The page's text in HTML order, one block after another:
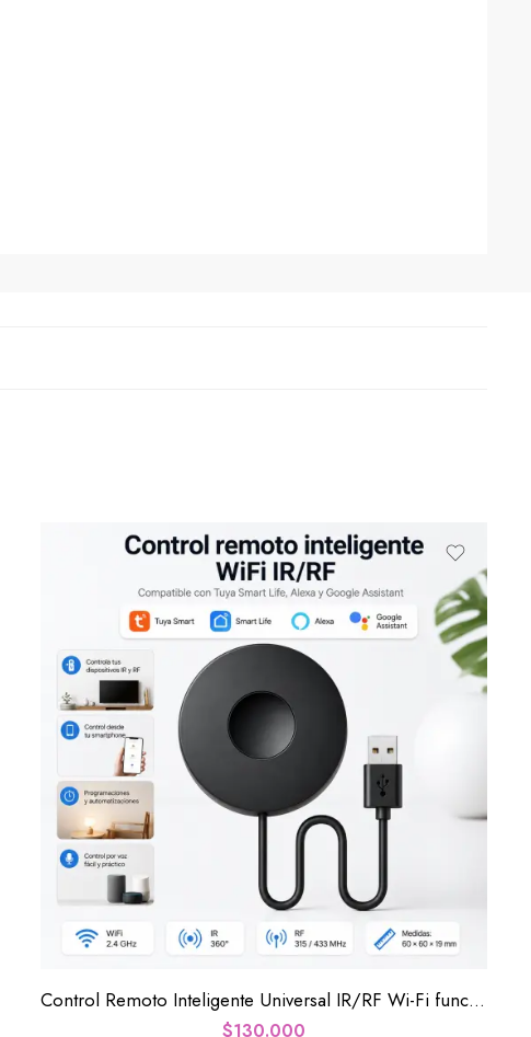
Control Remoto Inteligente Universal IR/RF Wi-Fi funciona con Alexa y Google home
$130.000